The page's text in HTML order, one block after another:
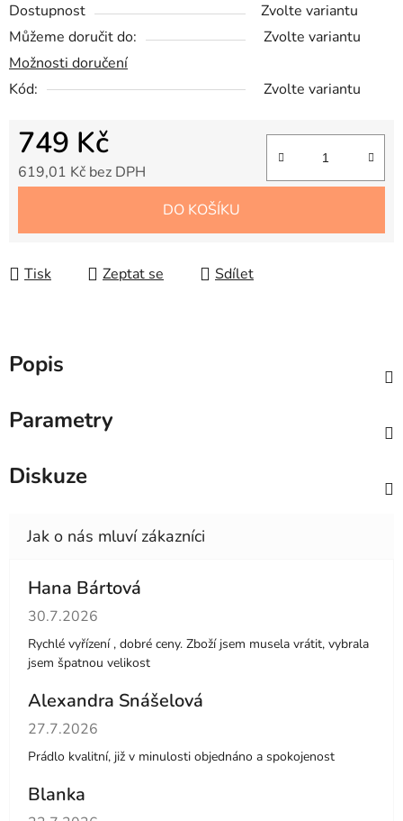
Dostupnost
Zvolte variantu
Můžeme doručit do:
Zvolte variantu
Možnosti doručení
Kód:
Zvolte variantu
749 Kč
619,01 Kč bez DPH
DO KOŠÍKU
Tisk Zeptat se Sdílet
Popis
Parametry
Diskuze
Hana Bártová
Hodnocení obchodu je 4 z 5 hvězdiček.
30.7.2026
Rychlé vyřízení , dobré ceny. Zboží jsem musela vrátit, vybrala
jsem špatnou velikost
Alexandra Snášelová
Hodnocení obchodu je 5 z 5 hvězdiček.
27.7.2026
Prádlo kvalitní, již v minulosti objednáno a spokojenost
Blanka